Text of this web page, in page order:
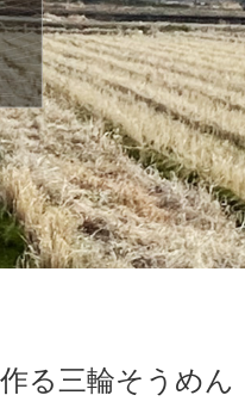
る三輪そうめん